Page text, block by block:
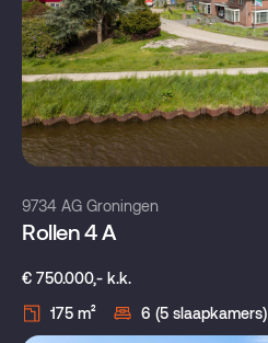
9734 AG Groningen
Rollen 4 A
€ 750.000,- k.k.
175 m²
6 (5 slaapkamers)